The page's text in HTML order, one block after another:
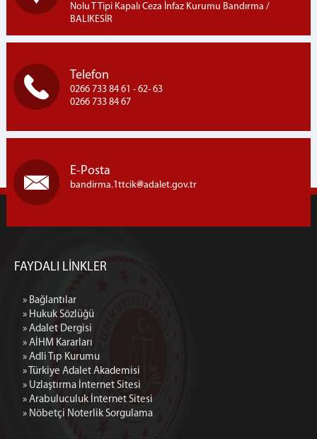
İletişim
Nolu T Tipi Kapalı Ceza İnfaz Kurumu Bandırma /
BALIKESİR
Telefon
0266 733 84 61 - 62- 63
0266 733 84 67
E-Posta
bandirma.1ttcik adalet.gov.tr
FAYDALI LİNKLER
» Bağlantılar
» Hukuk Sözlüğü
» Adalet Dergisi
» AİHM Kararları
» Adli Tıp Kurumu
» Türkiye Adalet Akademisi
» Uzlaştırma İnternet Sitesi
» Arabuluculuk İnternet Sitesi
» Nöbetçi Noterlik Sorgulama